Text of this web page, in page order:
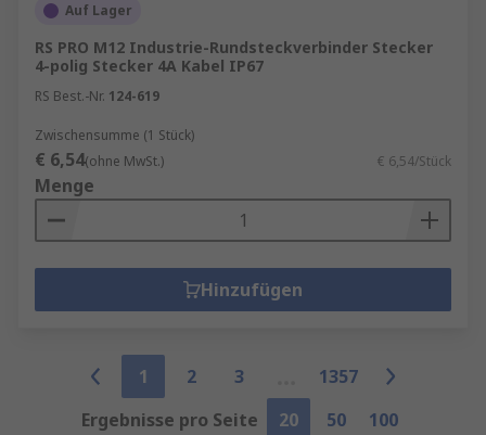
Auf Lager
RS PRO M12 Industrie-Rundsteckverbinder Stecker
4-polig Stecker 4A Kabel IP67
RS Best.-Nr. 124-619
Zwischensumme (1 Stück)
€ 6,54(ohne MwSt.) € 6,54/Stück
Menge
Hinzufügen
1 2 3
1357
Ergebnisse pro Seite
20 50 100